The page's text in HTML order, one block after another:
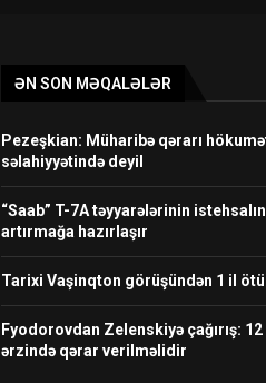
ƏN SON MƏQALƏLƏR
Pezeşkian: Müharibə qərarı
səlahiyyətində deyil
“Saab” T-7A təyyarələrinin
artırmağa hazırlaşır
Tarixi Vaşinqton görüşündən 1 il
Fyodorovdan Zelenskiyə çağırış: 12
ərzində qərar verilməlidir